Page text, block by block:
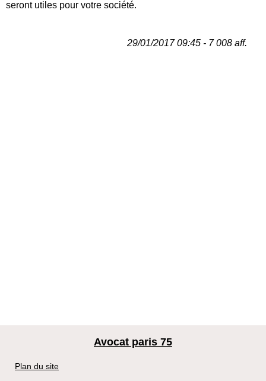
seront utiles pour votre société.
29/01/2017 09:45 - 7 008 aff.
Avocat paris 75
Plan du site